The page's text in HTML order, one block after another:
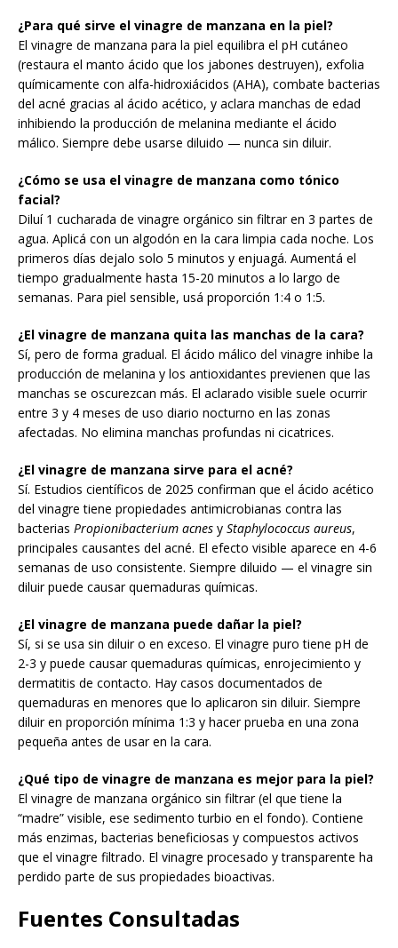
¿Para qué sirve el vinagre de manzana en la piel?
El vinagre de manzana para la piel equilibra el pH cutáneo
(restaura el manto ácido que los jabones destruyen), exfolia
químicamente con alfa-hidroxiácidos (AHA), combate bacterias
del acné gracias al ácido acético, y aclara manchas de edad
inhibiendo la producción de melanina mediante el ácido
málico. Siempre debe usarse diluido — nunca sin diluir.
¿Cómo se usa el vinagre de manzana como tónico
facial?
Diluí 1 cucharada de vinagre orgánico sin filtrar en 3 partes de
agua. Aplicá con un algodón en la cara limpia cada noche. Los
primeros días dejalo solo 5 minutos y enjuagá. Aumentá el
tiempo gradualmente hasta 15-20 minutos a lo largo de
semanas. Para piel sensible, usá proporción 1:4 o 1:5.
¿El vinagre de manzana quita las manchas de la cara?
Sí, pero de forma gradual. El ácido málico del vinagre inhibe la
producción de melanina y los antioxidantes previenen que las
manchas se oscurezcan más. El aclarado visible suele ocurrir
entre 3 y 4 meses de uso diario nocturno en las zonas
afectadas. No elimina manchas profundas ni cicatrices.
¿El vinagre de manzana sirve para el acné?
Sí. Estudios científicos de 2025 confirman que el ácido acético
del vinagre tiene propiedades antimicrobianas contra las
bacterias Propionibacterium acnes y Staphylococcus aureus,
principales causantes del acné. El efecto visible aparece en 4-6
semanas de uso consistente. Siempre diluido — el vinagre sin
diluir puede causar quemaduras químicas.
¿El vinagre de manzana puede dañar la piel?
Sí, si se usa sin diluir o en exceso. El vinagre puro tiene pH de
2-3 y puede causar quemaduras químicas, enrojecimiento y
dermatitis de contacto. Hay casos documentados de
quemaduras en menores que lo aplicaron sin diluir. Siempre
diluir en proporción mínima 1:3 y hacer prueba en una zona
pequeña antes de usar en la cara.
¿Qué tipo de vinagre de manzana es mejor para la piel?
El vinagre de manzana orgánico sin filtrar (el que tiene la
“madre” visible, ese sedimento turbio en el fondo). Contiene
más enzimas, bacterias beneficiosas y compuestos activos
que el vinagre filtrado. El vinagre procesado y transparente ha
perdido parte de sus propiedades bioactivas.
Fuentes Consultadas